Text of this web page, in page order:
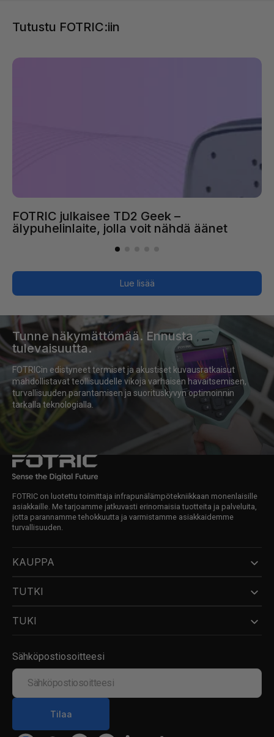
Tutustu FOTRIC:iin
Lue lisää
FOTRIC julkaisee TD2 Geek –
älypuhelinlaite, jolla voit nähdä äänet
Tunne näkymättömää. Ennusta
tulevaisuutta.Tunne
näkymättömää.
Ennusta
tulevaisuutta.
FOTRICin edistyneet termiset ja akustiset kuvausratkaisut
mahdollistavat teollisuudelle vikoja varhaisen havaitsemisen,
turvallisuuden parantamisen ja suorituskyvyn optimoinnin
tarkalla teknologialla.
FOTRIC on luotettu toimittaja infrapunälämpötekniikkaan monenlaisille
asiakkaille. Me tarjoamme jatkuvasti erinomaisia tuotteita ja palveluita,
jotta parannamme tehokkuutta ja varmistamme asiakkaidemme
turvallisuuden.
KAUPPA
TUTKI
TUKI
Sähköpostiosoitteesi
Sähköpostiosoitteesi
Tilaa